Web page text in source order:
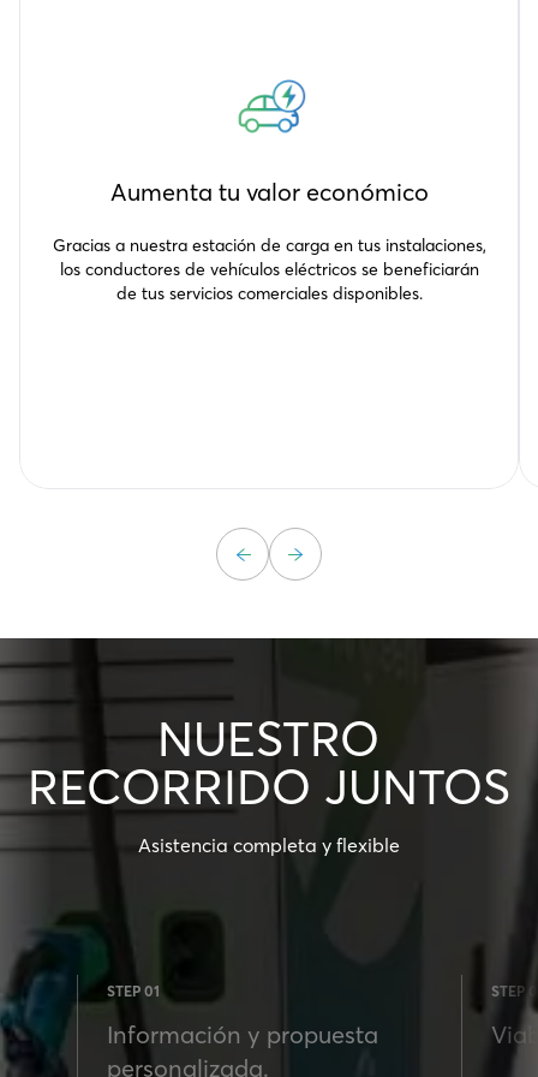
Aumenta tu valor económico
Gracias a nuestra estación de carga en tus instalaciones,
los conductores de vehículos eléctricos se beneficiarán
de tus servicios comerciales disponibles.
NUESTRO
RECORRIDO JUNTOS
Asistencia completa y flexible
STEP 01
Información y propuesta
personalizada.
STEP